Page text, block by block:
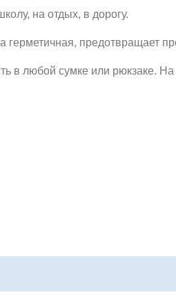
на отдых, в дорогу.
предотвращает
в любой сумке или рюкзаке.